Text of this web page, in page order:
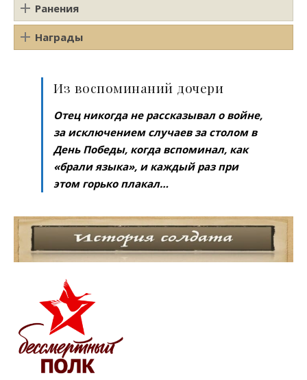
Ранения
Награды
Из воспоминаний дочери
Отец никогда не рассказывал о войне,
за исключением случаев за столом в
День Победы, когда вспоминал, как
«брали языка», и каждый раз при
этом горько плакал…